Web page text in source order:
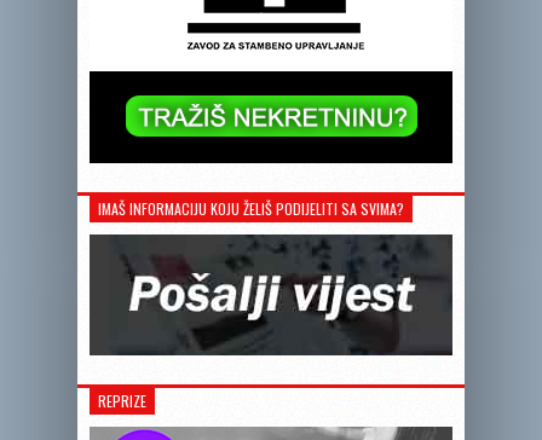
IMAŠ INFORMACIJU KOJU ŽELIŠ PODIJELITI SA SVIMA?
REPRIZE